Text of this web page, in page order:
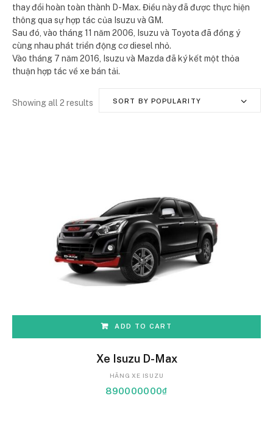
thay đổi hoàn toàn thành D-Max. Điều này đã được thực hiện
thông qua sự hợp tác của Isuzu và GM.
Sau đó, vào tháng 11 năm 2006, Isuzu và Toyota đã đồng ý
cùng nhau phát triển động cơ diesel nhỏ.
Vào tháng 7 năm 2016, Isuzu và Mazda đã ký kết một thỏa
thuận hợp tác về xe bán tải.
Showing all 2 results SORT BY POPULARITY
ADD TO CART
Xe Isuzu D-Max
HÃNG XE ISUZU
890000000₫